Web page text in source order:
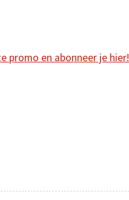
promo en abonneer je hier!